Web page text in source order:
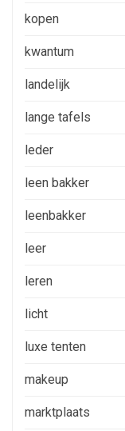
kopen
kwantum
landelijk
lange tafels
leder
leen bakker
leenbakker
leer
leren
licht
luxe tenten
makeup
marktplaats